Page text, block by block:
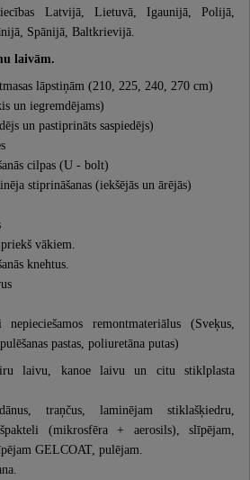
Latvijā, Lietuvā, Igaunijā, Polijā,
Spānijā, Baltkrievijā.
laivām.
lāpstiņām (210, 225, 240, 270 cm)
un iegremdējams)
un pastiprināts saspiedējs)
cilpas (U - bolt)
stiprināšanas (iekšējās un ārējās)
vākiem.
knehtus.
remontmateriālus (Sveķus,
pastas, poliuretāna putas)
laivu, kanoe laivu un citu stiklplasta
traņčus, laminējam stiklašķiedru,
(mikrosfēra + aerosils), slīpējam,
GELCOAT, pulējam.